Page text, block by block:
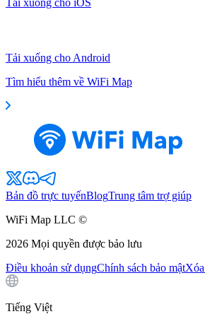
Tải xuống cho Android
Tìm hiểu thêm về WiFi Map
Bản đồ trực tuyếnBlogTrung tâm trợ giúp
WiFi Map LLC ©
2026 Mọi quyền được bảo lưu
Điều khoản sử dụngChính sách bảo mật
Tiếng Việt